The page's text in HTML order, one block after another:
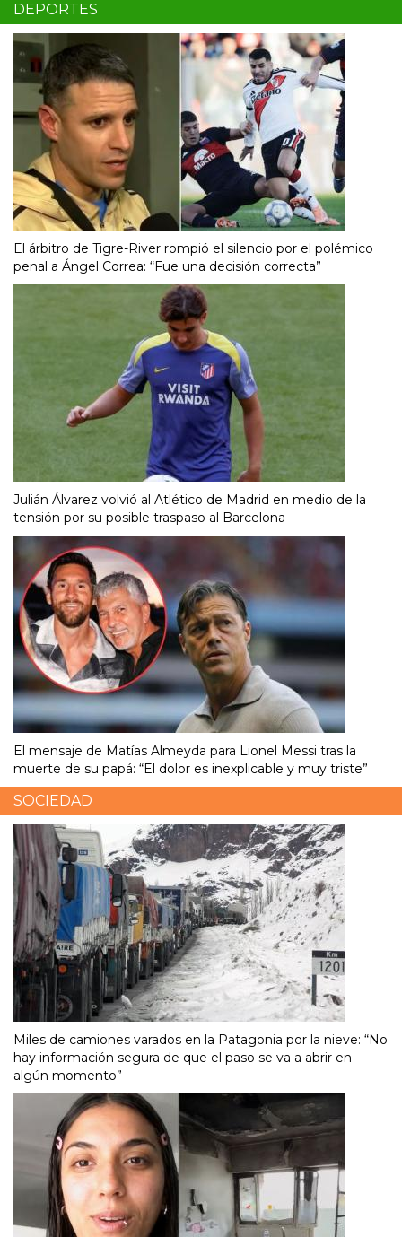
DEPORTES
El árbitro de Tigre-River rompió el silencio por el polémico
penal a Ángel Correa: “Fue una decisión correcta”
Julián Álvarez volvió al Atlético de Madrid en medio de la
tensión por su posible traspaso al Barcelona
El mensaje de Matías Almeyda para Lionel Messi tras la
muerte de su papá: “El dolor es inexplicable y muy triste”
SOCIEDAD
Miles de camiones varados en la Patagonia por la nieve: “No
hay información segura de que el paso se va a abrir en
algún momento”